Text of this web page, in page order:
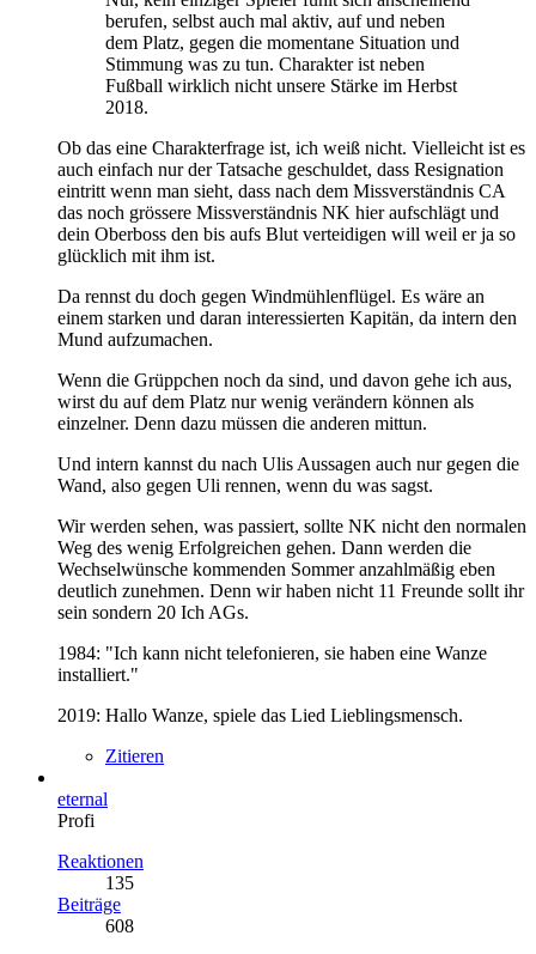
berufen, selbst auch mal aktiv, auf und neben
dem Platz, gegen die momentane Situation und
Stimmung was zu tun. Charakter ist neben
Fußball wirklich nicht unsere Stärke im Herbst
2018.
Ob das eine Charakterfrage ist, ich weiß nicht. Vielleicht ist es
auch einfach nur der Tatsache geschuldet, dass Resignation
eintritt wenn man sieht, dass nach dem Missverständnis CA
das noch grössere Missverständnis NK hier aufschlägt und
dein Oberboss den bis aufs Blut verteidigen will weil er ja so
glücklich mit ihm ist.
Da rennst du doch gegen Windmühlenflügel. Es wäre an
einem starken und daran interessierten Kapitän, da intern den
Mund aufzumachen.
Wenn die Grüppchen noch da sind, und davon gehe ich aus,
wirst du auf dem Platz nur wenig verändern können als
einzelner. Denn dazu müssen die anderen mittun.
Und intern kannst du nach Ulis Aussagen auch nur gegen die
Wand, also gegen Uli rennen, wenn du was sagst.
Wir werden sehen, was passiert, sollte NK nicht den normalen
Weg des wenig Erfolgreichen gehen. Dann werden die
Wechselwünsche kommenden Sommer anzahlmäßig eben
deutlich zunehmen. Denn wir haben nicht 11 Freunde sollt ihr
sein sondern 20 Ich AGs.
1984: "Ich kann nicht telefonieren, sie haben eine Wanze
installiert."
2019: Hallo Wanze, spiele das Lied Lieblingsmensch.
Zitieren
eternal
Profi
Reaktionen
135
Beiträge
608